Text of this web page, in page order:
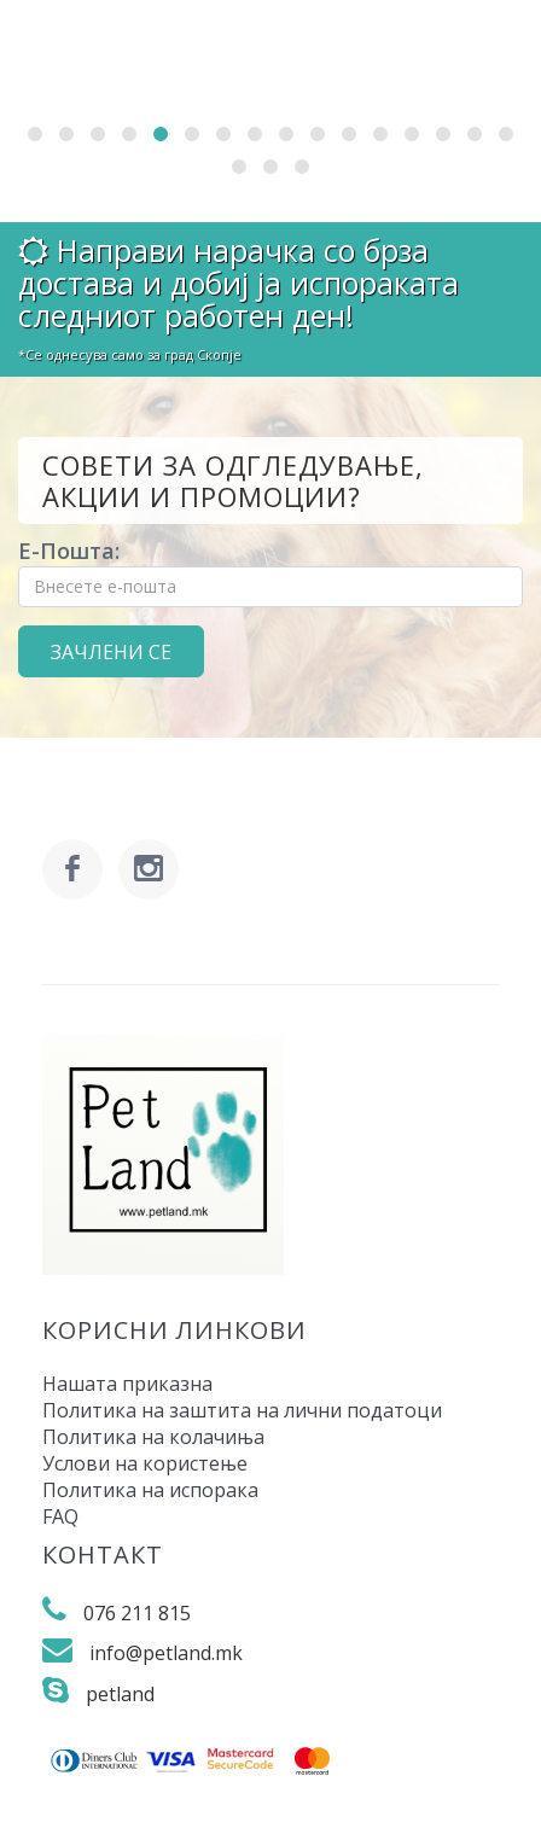
Направи нарачка со брза
достава и добиј ја испораката
следниот работен ден!
*Се однесува само за град Скопје
СОВЕТИ ЗА ОДГЛЕДУВАЊЕ,
АКЦИИ И ПРОМОЦИИ?
Е-Пошта:
КОРИСНИ ЛИНКОВИ
Нашата приказна
Политика на заштита на лични податоци
Политика на колачиња
Услови на користење
Политика на испорака
FAQ
КОНТАКТ
076 211 815
info@petland.mk
petland